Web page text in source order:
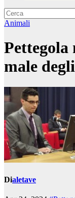
Animali
Pettegola
male
Dialetave